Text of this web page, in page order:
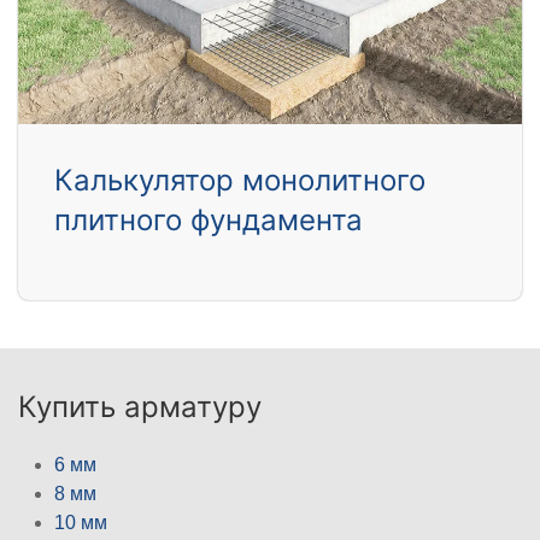
Калькулятор монолитного
плитного фундамента
Купить арматуру
6 мм
8 мм
10 мм